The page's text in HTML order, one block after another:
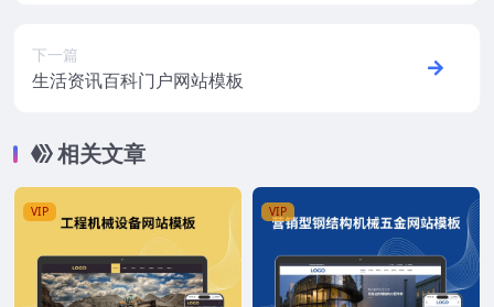
下一篇
生活资讯百科门户网站模板
相关文章
VIP VIP